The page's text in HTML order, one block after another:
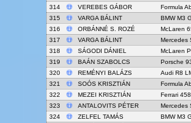
314
VEREBES GÁBOR
Formula
315
VARGA BÁLINT
BMW M3
316
ORBÁNNÉ S. ROZÉ
McLaren
317
VARGA BÁLINT
Mercedes
318
SÁGODI DÁNIEL
McLaren
319
BAÁN SZABOLCS
Porsche
320
REMÉNYI BALÁZS
Audi R8
321
SOÓS KRISZTIÁN
Formula
322
MEZEI KRISZTIÁN
Ferrari
323
ANTALOVITS PÉTER
Mercedes
324
ZELFEL TAMÁS
BMW M3